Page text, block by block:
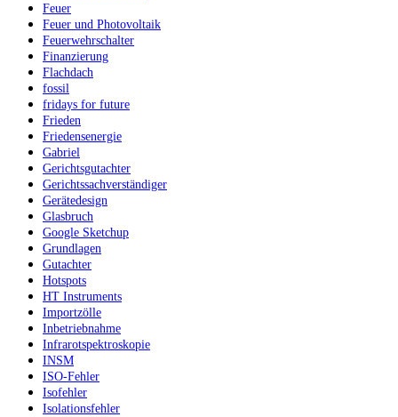
Feuer
Feuer und Photovoltaik
Feuerwehrschalter
Finanzierung
Flachdach
fossil
fridays for future
Frieden
Friedensenergie
Gabriel
Gerichtsgutachter
Gerichtssachverständiger
Gerätedesign
Glasbruch
Google Sketchup
Grundlagen
Gutachter
Hotspots
HT Instruments
Importzölle
Inbetriebnahme
Infrarotspektroskopie
INSM
ISO-Fehler
Isofehler
Isolationsfehler